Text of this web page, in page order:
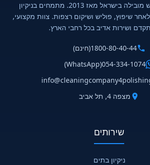
חברת ניקיון ופוליש מובילה בישראל מאז 2013. מתמחים בניקיון
לאחר שיפוץ, פוליש ושיקום רצפות. צוות מקצועי,
ושירות אדיב בכל רחבי הארץ.
1800-80-40-44(חינם)
054-334-1074
(WhatsApp)
מצפה 4, תל אביב
שירותים
ניקיון בתים